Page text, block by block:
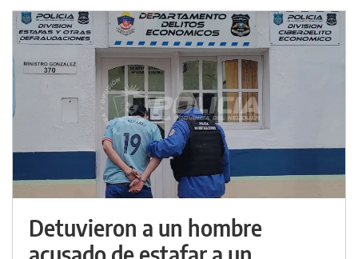
Detuvieron a un hombre